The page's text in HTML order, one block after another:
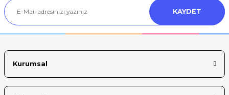
Ürün bilgilerinde hatalar bulunuyor.
KAYDET
Kurumsal